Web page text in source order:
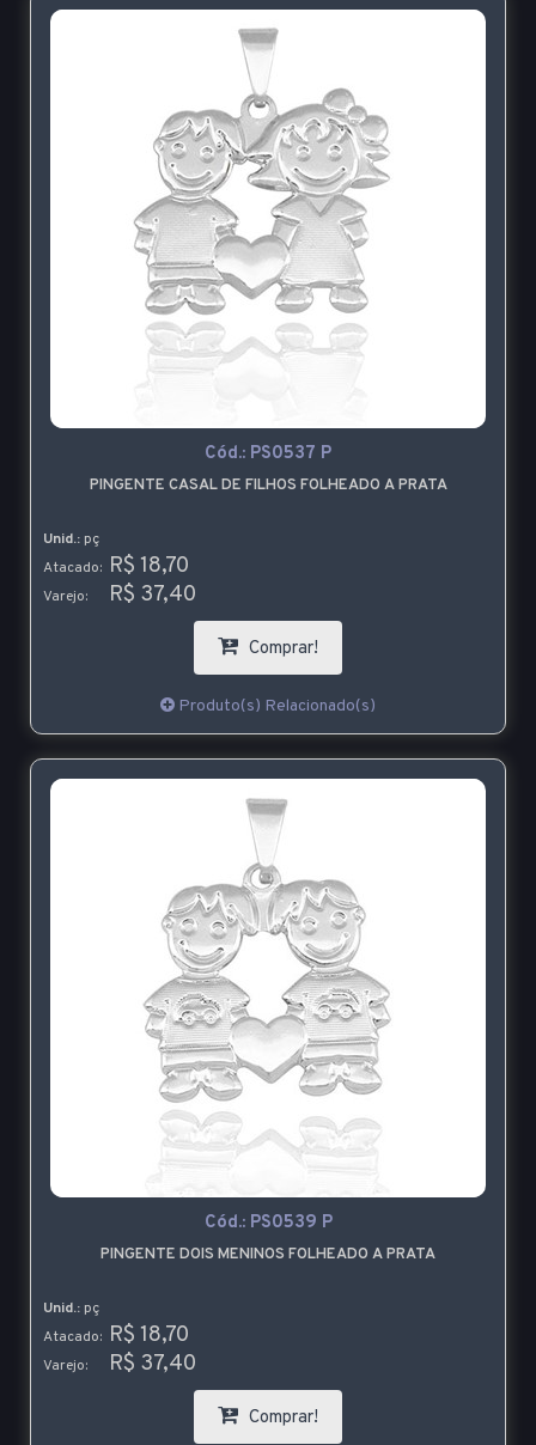
Cód.: PS0537 P
PINGENTE CASAL DE FILHOS FOLHEADO A PRATA
Unid.: pç
Atacado: R$ 18,70
Varejo: R$ 37,40
Comprar!
Produto(s) Relacionado(s)
Cód.: PS0539 P
PINGENTE DOIS MENINOS FOLHEADO A PRATA
Unid.: pç
Atacado: R$ 18,70
Varejo: R$ 37,40
Comprar!